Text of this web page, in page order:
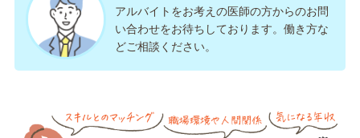
アルバイトをお考えの医師の方からのお問
い合わせをお待ちしております。働き方な
どご相談ください。